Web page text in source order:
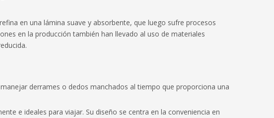
en una lámina suave y absorbente, que luego sufre procesos
en la producción también han llevado al uso de materiales
derrames o dedos manchados al tiempo que proporciona una
e ideales para viajar. Su diseño se centra en la conveniencia en